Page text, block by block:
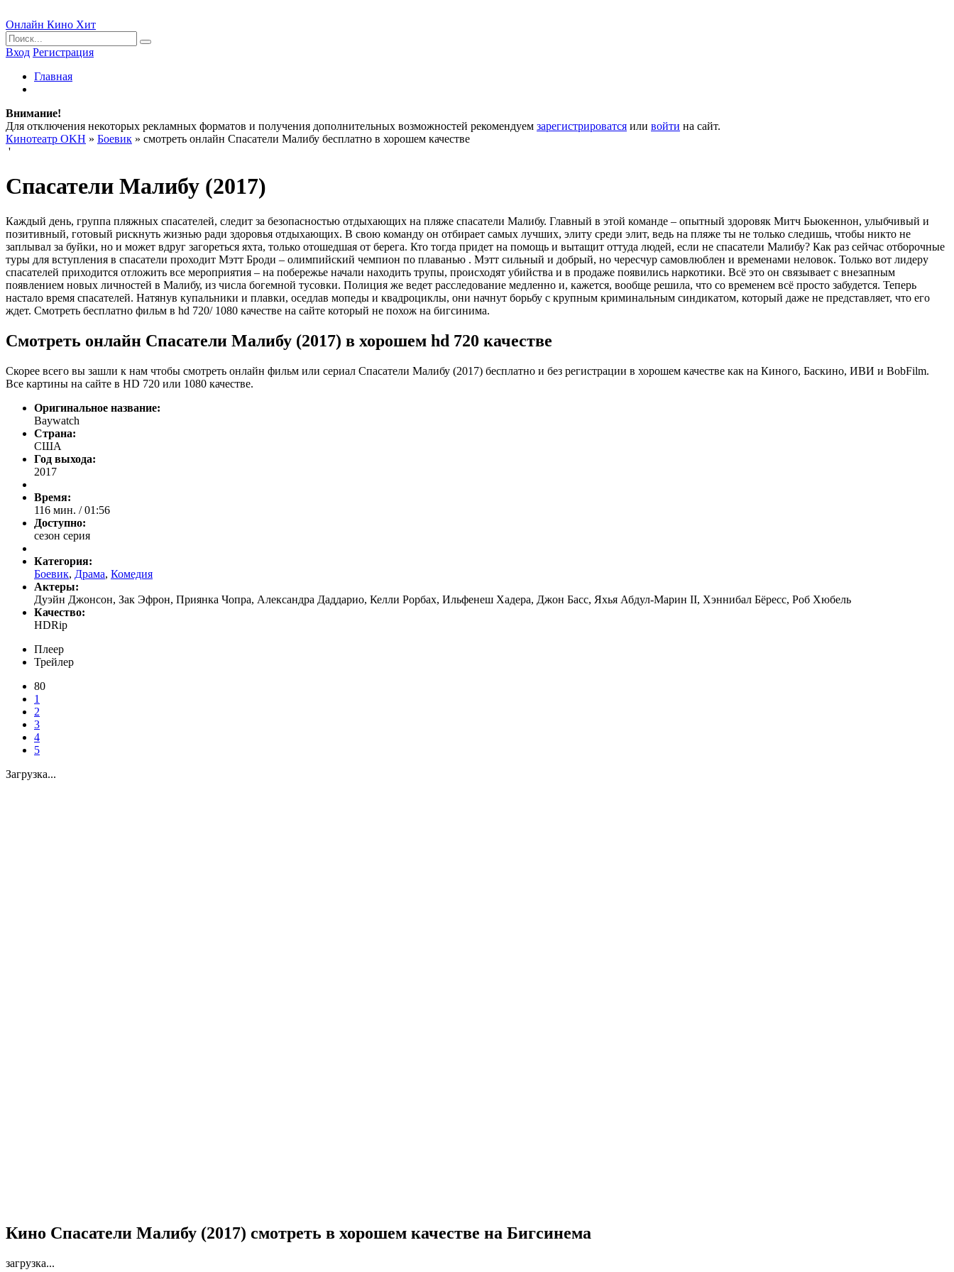
Онлайн Кино Хит
Вход Регистрация
Главная
Внимание!
Для отключения некоторых рекламных форматов и получения дополнительных возможностей рекомендуем зарегистрироватся или войти на сайт.
Кинотеатр OKH » Боевик » смотреть онлайн Спасатели Малибу бесплатно в хорошем качестве
'
Спасатели Малибу (2017)
Каждый день, группа пляжных спасателей, следит за безопасностью отдыхающих на пляже спасатели Малибу. Главный в этой команде – опытный здоровяк Митч Бьюкеннон, улыбчивый и
позитивный, готовый рискнуть жизнью ради здоровья отдыхающих. В свою команду он отбирает самых лучших, элиту среди элит, ведь на пляже ты не только следишь, чтобы никто не
заплывал за буйки, но и может вдруг загореться яхта, только отошедшая от берега. Кто тогда придет на помощь и вытащит оттуда людей, если не спасатели Малибу? Как раз сейчас отборочные
туры для вступления в спасатели проходит Мэтт Броди – олимпийский чемпион по плаванью . Мэтт сильный и добрый, но чересчур самовлюблен и временами неловок. Только вот лидеру
спасателей приходится отложить все мероприятия – на побережье начали находить трупы, происходят убийства и в продаже появились наркотики. Всё это он связывает с внезапным
появлением новых личностей в Малибу, из числа богемной тусовки. Полиция же ведет расследование медленно и, кажется, вообще решила, что со временем всё просто забудется. Теперь
настало время спасателей. Натянув купальники и плавки, оседлав мопеды и квадроциклы, они начнут борьбу с крупным криминальным синдикатом, который даже не представляет, что его
ждет. Смотреть бесплатно фильм в hd 720/ 1080 качестве на сайте который не похож на бигсинима.
Смотреть онлайн Спасатели Малибу (2017) в хорошем hd 720 качестве
Скорее всего вы зашли к нам чтобы смотреть онлайн фильм или сериал Спасатели Малибу (2017) бесплатно и без регистрации в хорошем качестве как на Киного, Баскино, ИВИ и BobFilm.
Все картины на сайте в HD 720 или 1080 качестве.
Оригинальное название:
Baywatch
Страна:
США
Год выхода:
2017
Время:
116 мин. / 01:56
Доступно:
сезон серия
Категория:
Боевик, Драма, Комедия
Актеры:
Дуэйн Джонсон, Зак Эфрон, Приянка Чопра, Александра Даддарио, Келли Рорбах, Ильфенеш Хадера, Джон Басс, Яхья Абдул-Марин II, Хэннибал Бёресс, Роб Хюбель
Качество:
HDRip
Плеер
Трейлер
80
1
2
3
4
5
Загрузка...
Кино Спасатели Малибу (2017) смотреть в хорошем качестве на Бигсинема
загрузка...